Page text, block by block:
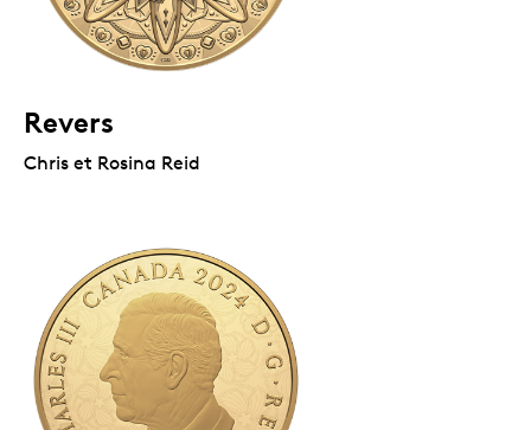
Revers
Chris et Rosina Reid